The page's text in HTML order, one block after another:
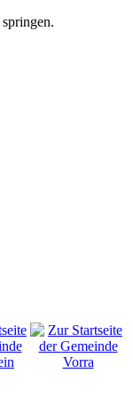
springen.